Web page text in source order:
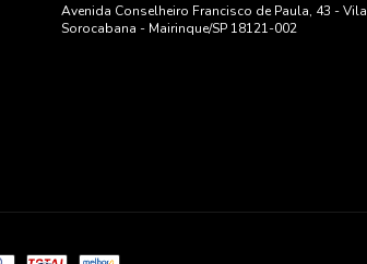
Avenida Conselheiro Francisco de Paula, 43 - Vila
Sorocabana - Mairinque/SP 18121-002